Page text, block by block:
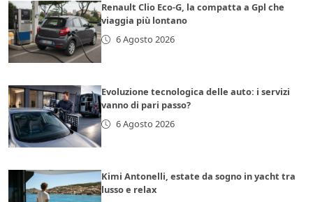
Renault Clio Eco-G, la compatta a Gpl che
viaggia più lontano
6 Agosto 2026
Evoluzione tecnologica delle auto: i servizi
vanno di pari passo?
6 Agosto 2026
Kimi Antonelli, estate da sogno in yacht tra
lusso e relax